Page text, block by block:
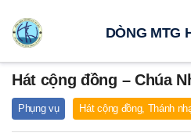
Hát cộng đồng – Chúa
Phụng vụ Hát cộng đồng, Thánh
DÒNG MTG